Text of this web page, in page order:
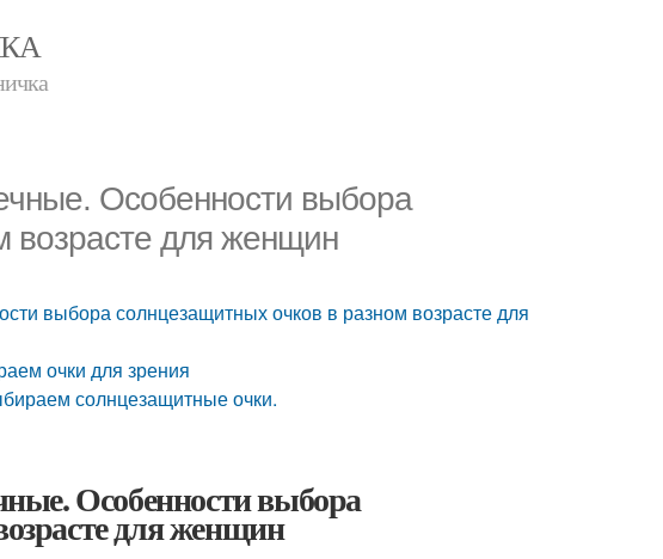
Особенности выбора
возрасте для женщин
выбора солнцезащитных очков в разном возрасте для
очки для зрения
солнцезащитные очки.
Особенности выбора
для женщин